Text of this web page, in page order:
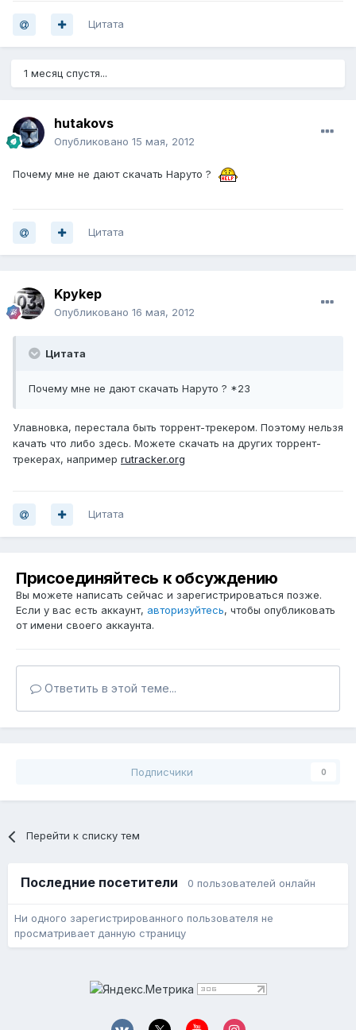
Цитата
1 месяц спустя...
hutakovs
Опубликовано 15 мая, 2012
Почему мне не дают скачать Наруто ?
Цитата
Kpykep
Опубликовано 16 мая, 2012
Цитата
Почему мне не дают скачать Наруто ? *23
Улавновка, перестала быть торрент-трекером. Поэтому нельзя
качать что либо здесь. Можете скачать на других торрент-
трекерах, например rutracker.org
Цитата
Присоединяйтесь к обсуждению
Вы можете написать сейчас и зарегистрироваться позже.
Если у вас есть аккаунт, авторизуйтесь, чтобы опубликовать
от имени своего аккаунта.
Ответить в этой теме...
Подписчики 0
Перейти к списку тем
Последние посетители 0 пользователей онлайн
Ни одного зарегистрированного пользователя не
просматривает данную страницу